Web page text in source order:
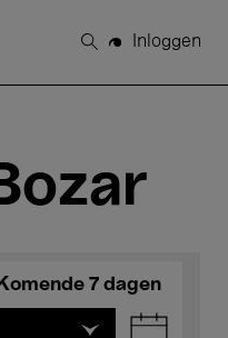
Zoeken
Inloggen
Komende 7 dagen